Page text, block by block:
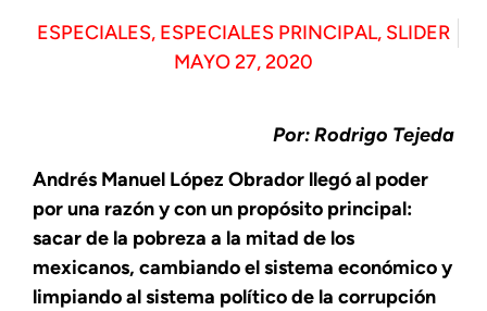
ESPECIALES, ESPECIALES PRINCIPAL, SLIDER
MAYO 27, 2020
Por: Rodrigo Tejeda
Andrés Manuel López Obrador llegó al poder
por una razón y con un propósito principal:
sacar de la pobreza a la mitad de los
mexicanos, cambiando el sistema económico y
limpiando al sistema político de la corrupción